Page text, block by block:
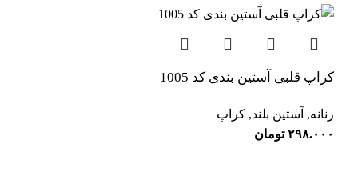
کراپ قلبی آستین بندی کد 1005
زنانه, آستین بلند, کراپ
۲۹۸.۰۰۰ تومان